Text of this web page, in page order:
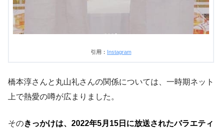
引用： Instagram
橋本淳さんと丸山礼さんの関係については、一時期ネット
上で熱愛の噂が広まりました。
そのきっかけは、2022年5月15日に放送されたバラエティ